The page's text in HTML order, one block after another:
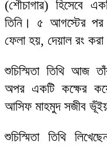
(শৌচাগার) হিসেবে
তিনি। ৫ আগস্টের পর
ফেলা হয়, দেয়াল রং
শুচিস্মিতা তিথি আজ
অপর একটি কক্ষের
আসিফ মাহমুদ সজীব
শুচিস্মিতা তিথি